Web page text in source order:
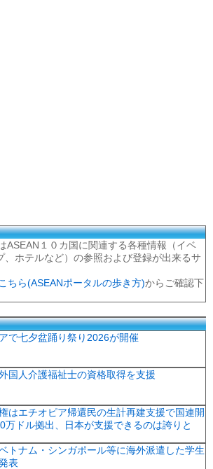
１０カ国に関連する各種情報（イベ
、ホテルなど）の参照および登録が出来るサ
こちら(ASEANポータルの歩き方)からご確認下
で七夕盆踊り祭り2026が開催
国人介護福祉士の資格取得を支援
はエチオピア帰還民の生計再建支援で国連開
万ドル拠出、日本が支援できるのは誇りと
トナム・シンガポール等に海外派遣した学生
表